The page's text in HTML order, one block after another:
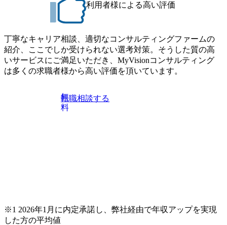
jp/consulting-firm/dirbato/interview01 MyViision企業インタビュ
ー② https://my-vision.co.jp/consulting-firm/dirbato/interview02 20
26年8月18日(火) 19:00開始～最長20:00終了 2026年8月13日
(木) 16:00 当日はDirbatoの現役トップコンサルタントが業界
動向を踏まえ、コンサルティング市場の最新トレンドをお
伝えいたします。コンサルティング業界への転職を迷われ
ている方や情報収集を行いたい方のご参加も歓迎です。更
ンサルタントも登壇しますので、当社へ気になることや転
職後のご不安な事はその場でご質問いただけますので、ぜ
承ください。 【服装・持ち物】 ・特になし カジュアルな服
装でご参加ください。 【募集ポジション】 ITコンサルタン
利用者様による高い評価
丁寧なキャリア相談、適切なコンサルティングファームの
紹介、ここでしか受けられない選考対策。そうした質の高
いサービスにご満足いただき、MyVisionコンサルティング
は多くの求職者様から高い評価を頂いています。
無
料
転職相談する
※1 2026年1月に内定承諾し、弊社経由で年収アップを実現
した方の平均値